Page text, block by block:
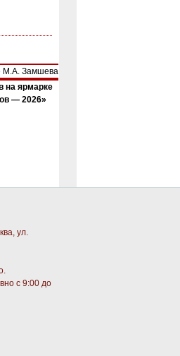
на ярмарке
— 2026»
ул.
с 9:00 до